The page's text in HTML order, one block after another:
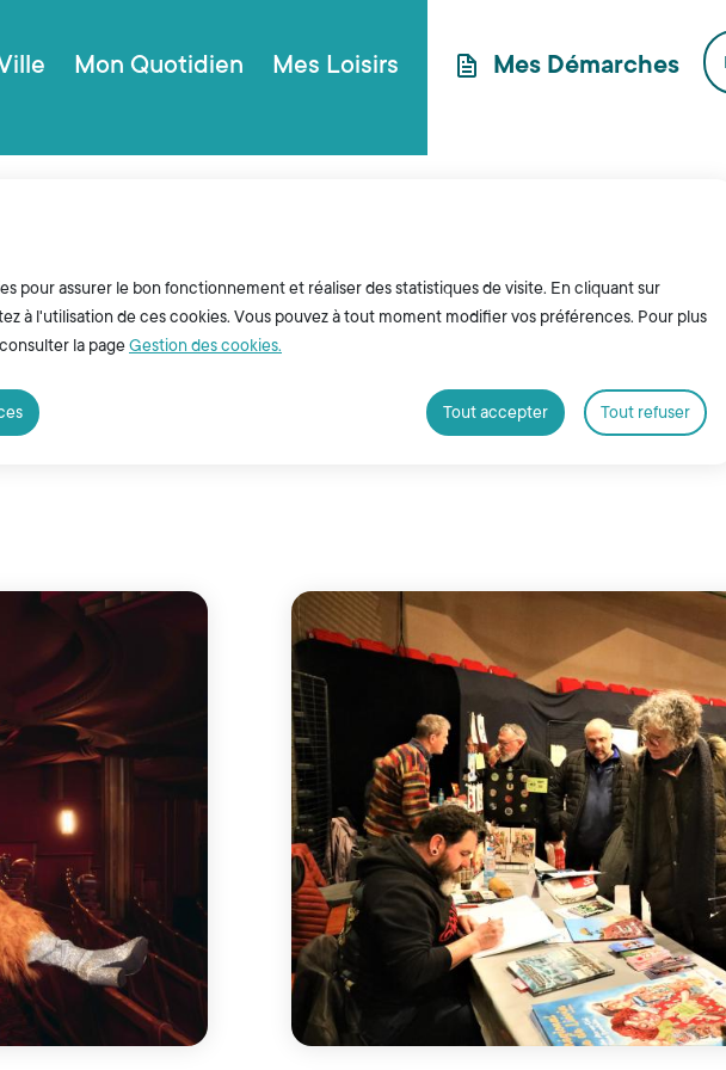
pour assurer le bon fonctionnement et réaliser des statistiques de visite. En cliquant sur
à l'utilisation de ces cookies. Vous pouvez à tout moment modifier vos préférences. Pour plus
la pageGestion des cookies.
Tout accepter Tout refuser
Mon Quotidien Mes Loisirs Mes Démarches
salle de spectacle ou les salles de cinéma, la Ville de Liévin jouit
du Louvre qui place notre commune sur l’échiquier mondial